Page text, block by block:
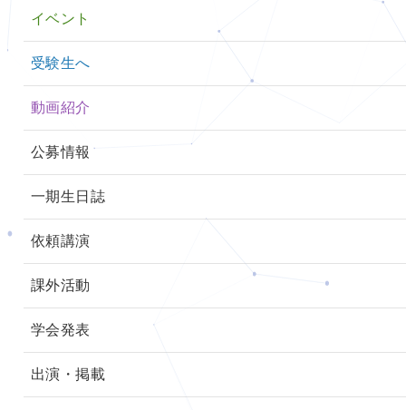
イベント
受験生へ
動画紹介
公募情報
一期生日誌
依頼講演
課外活動
学会発表
出演・掲載